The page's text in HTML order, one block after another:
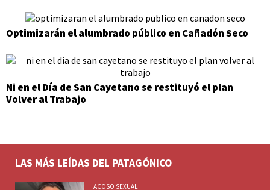
Optimizarán el alumbrado público en Cañadón Seco
Ni en el Día de San Cayetano se restituyó el plan
Volver al Trabajo
LAS MÁS LEÍDAS DEL PATAGÓNICO
ACOSO SEXUAL